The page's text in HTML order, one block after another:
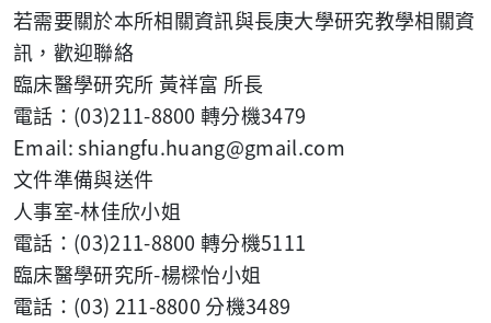
若需要關於本所相關資訊與長庚大學研究教學相關資
訊，歡迎聯絡
臨床醫學研究所 黃祥富 所長
電話：(03)211-8800 轉分機3479
Email: shiangfu.huang@gmail.com
文件準備與送件
人事室-林佳欣小姐
電話：(03)211-8800 轉分機5111
臨床醫學研究所-楊樑怡小姐
電話：(03) 211-8800 分機3489